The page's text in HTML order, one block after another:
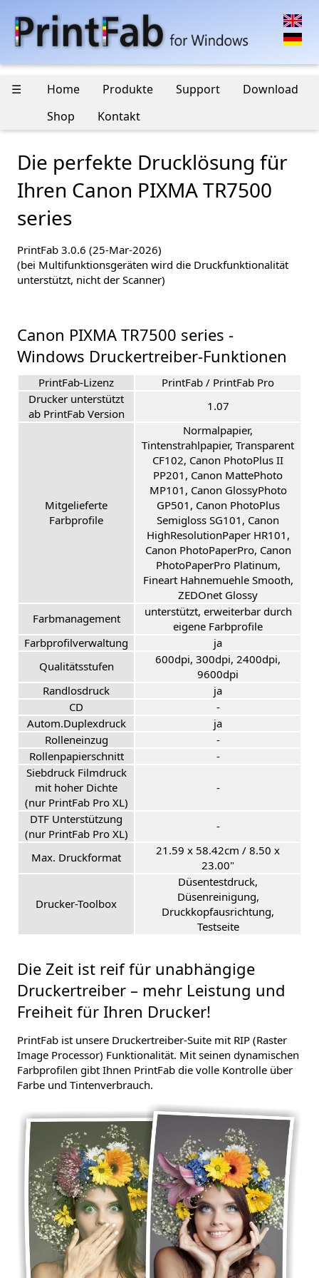
☰ Home Produkte Support
Download
Shop
Kontakt
Die perfekte Drucklösung für
Ihren Canon PIXMA TR7500
series
PrintFab 3.0.6 (25-Mar-2026)
(bei Multifunktionsgeräten wird die Druckfunktionalität
unterstützt, nicht der Scanner)
Canon PIXMA TR7500 series -
Windows Druckertreiber-Funktionen
PrintFab-Lizenz
PrintFab / PrintFab Pro
Drucker unterstützt
ab PrintFab Version
1.07
Mitgelieferte
Farbprofile
Normalpapier,
Tintenstrahlpapier, Transparent
CF102, Canon PhotoPlus II
PP201, Canon MattePhoto
MP101, Canon GlossyPhoto
GP501, Canon PhotoPlus
Semigloss SG101, Canon
HighResolutionPaper HR101,
Canon PhotoPaperPro, Canon
PhotoPaperPro Platinum,
Fineart Hahnemuehle Smooth,
ZEDOnet Glossy
Farbmanagement
unterstützt, erweiterbar durch
eigene Farbprofile
Farbprofilverwaltung
ja
Qualitätsstufen
600dpi, 300dpi, 2400dpi,
9600dpi
Randlosdruck
ja
CD
-
Autom.Duplexdruck
ja
Rolleneinzug
-
Rollenpapierschnitt
-
Siebdruck Filmdruck
mit hoher Dichte
(nur PrintFab Pro XL)
-
DTF Unterstützung
(nur PrintFab Pro XL)
-
Max. Druckformat
21.59 x 58.42cm / 8.50 x
23.00"
Drucker-Toolbox
Düsentestdruck,
Düsenreinigung,
Druckkopfausrichtung,
Testseite
Die Zeit ist reif für unabhängige
Druckertreiber – mehr Leistung und
Freiheit für Ihren Drucker!
PrintFab ist unsere Druckertreiber-Suite mit RIP (Raster
Image Processor) Funktionalität. Mit seinen dynamischen
Farbprofilen gibt Ihnen PrintFab die volle Kontrolle über
Farbe und Tintenverbrauch.